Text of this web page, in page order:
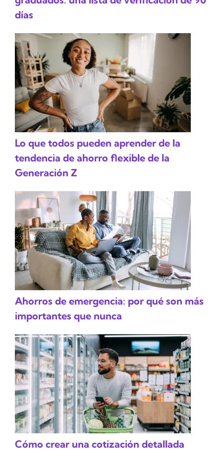
días
Lo que todos pueden aprender de la
tendencia de ahorro flexible de la
Generación Z
Ahorros de emergencia: por qué son más
importantes que nunca
Cómo crear una cotización detallada